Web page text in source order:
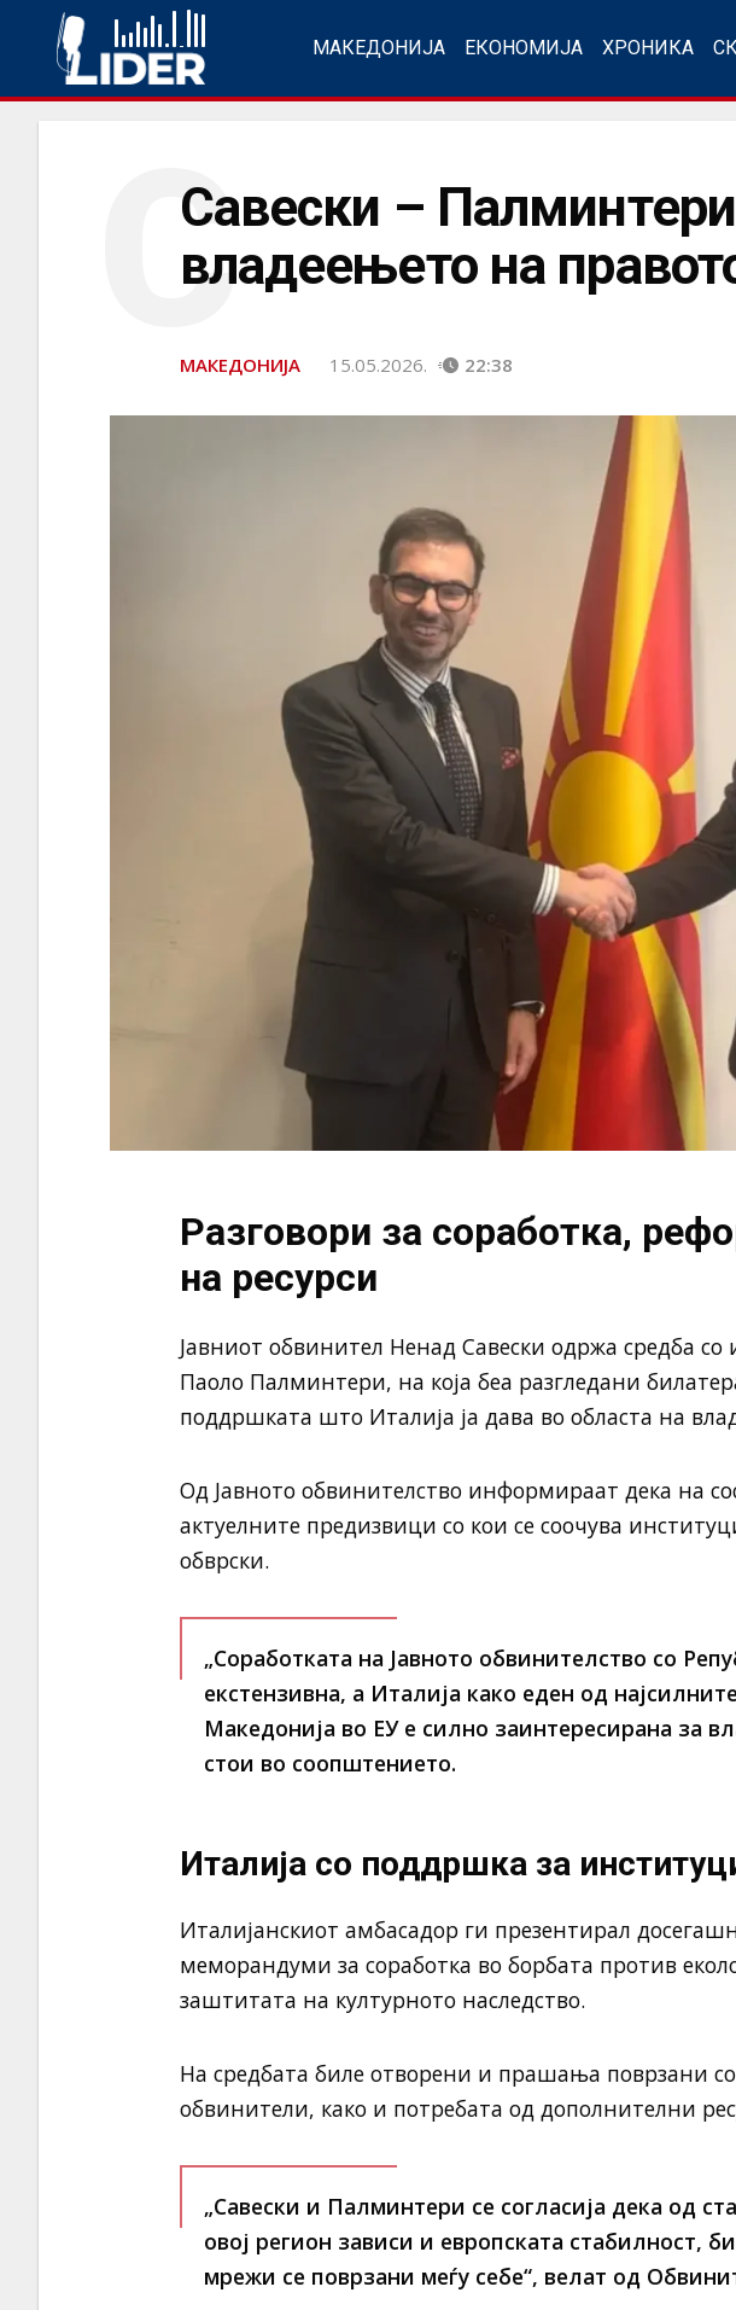
МАКЕДОНИЈА ЕКОНОМИЈА ХРОНИКА
Савески –
владеењето на
С
МАКЕДОНИЈА 15.05.2026. 22:38
Разговори за соработка,
на ресурси
Јавниот обвинител Ненад Савески одржа средба со
Паоло Палминтери, на која беа разгледани
поддршката што Италија ја дава во областа на
Од Јавното обвинителство информираат дека на
актуелните предизвици со кои се соочува
обврски.
„Соработката на Јавното обвинителство со
екстензивна, а Италија како еден од
Македонија во ЕУ е силно заинтересирана за
стои во соопштението.
Италија со поддршка за
Италијанскиот амбасадор ги презентирал
меморандуми за соработка во борбата против
заштитата на културното наследство.
На средбата биле отворени и прашања поврзани
обвинители, како и потребата од дополнителни
„Савески и Палминтери се согласија дека од
овој регион зависи и европската стабилност,
мрежи се поврзани меѓу себе“, велат од